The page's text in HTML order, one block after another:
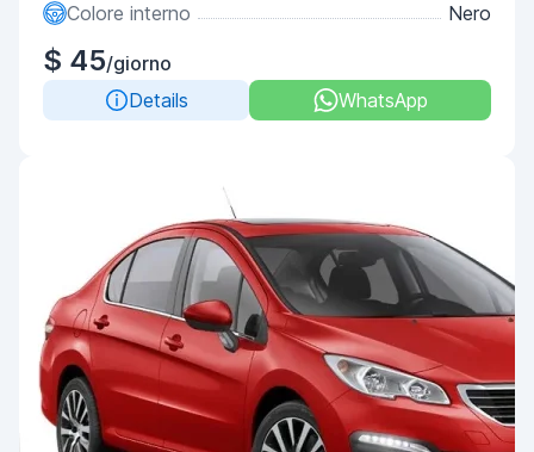
Colore interno
Nero
$ 45/giorno
Details
WhatsApp